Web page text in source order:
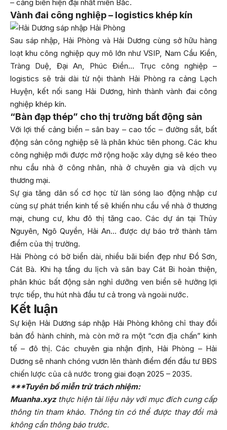
– cảng biển hiện đại nhất miền Bắc.
Vành đai công nghiệp – logistics khép kín
Sau sáp nhập, Hải Phòng và Hải Dương cùng sở hữu hàng
loạt khu công nghiệp quy mô lớn như VSIP, Nam Cầu Kiền,
Tràng Duệ, Đại An, Phúc Điền… Trục công nghiệp –
logistics sẽ trải dài từ nội thành Hải Phòng ra cảng Lạch
Huyện, kết nối sang Hải Dương, hình thành vành đai công
nghiệp khép kín.
“Bàn đạp thép” cho thị trường bất động sản
Với lợi thế cảng biển – sân bay – cao tốc – đường sắt, bất
động sản công nghiệp sẽ là phân khúc tiên phong. Các khu
công nghiệp mới được mở rộng hoặc xây dựng sẽ kéo theo
nhu cầu nhà ở công nhân, nhà ở chuyên gia và dịch vụ
thương mại.
Sự gia tăng dân số cơ học từ làn sóng lao động nhập cư
cùng sự phát triển kinh tế sẽ khiến nhu cầu về nhà ở thương
mại, chung cư, khu đô thị tăng cao. Các dự án tại Thủy
Nguyên, Ngô Quyền, Hải An… được dự báo trở thành tâm
điểm của thị trường.
Hải Phòng có bờ biển dài, nhiều bãi biển đẹp như Đồ Sơn,
Cát Bà. Khi hạ tầng du lịch và sân bay Cát Bi hoàn thiện,
phân khúc bất động sản nghỉ dưỡng ven biển sẽ hưởng lợi
trực tiếp, thu hút nhà đầu tư cả trong và ngoài nước.
Kết luận
Sự kiện Hải Dương sáp nhập Hải Phòng không chỉ thay đổi
bản đồ hành chính, mà còn mở ra một “cơn địa chấn” kinh
tế – đô thị. Các chuyên gia nhận định, Hải Phòng – Hải
Dương sẽ nhanh chóng vươn lên thành điểm đến đầu tư BĐS
chiến lược của cả nước trong giai đoạn 2025 – 2035.
***Tuyên bố miễn trừ trách nhiệm:
Muanha.xyzthực hiện tài liệu này với mục đích cung cấp
thông tin tham khảo. Thông tin có thể được thay đổi mà
không cần thông báo trước.